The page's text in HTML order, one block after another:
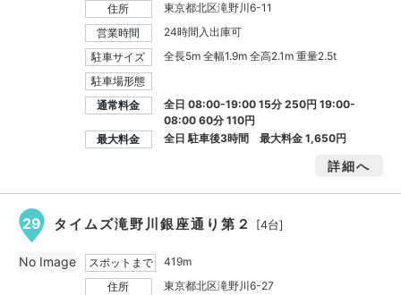
住所
東京都北区滝野川6-11
営業時間
24時間入出庫可
駐車サイズ
全長5m 全幅1.9m 全高2.1m 重量2.5t
駐車場形態
通常料金
全日 08:00-19:00 15分 250円 19:00-
08:00 60分 110円
最大料金
全日 駐車後3時間 最大料金1,650円
詳細へ
29 タイムズ滝野川銀座通り第２ [4台]
スポットまで
419m
住所
東京都北区滝野川6-27
No Image